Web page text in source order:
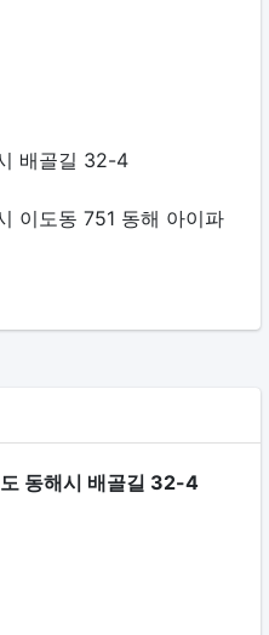
배골길 32-4
이도동 751 동해 아이파
동해시 배골길 32-4